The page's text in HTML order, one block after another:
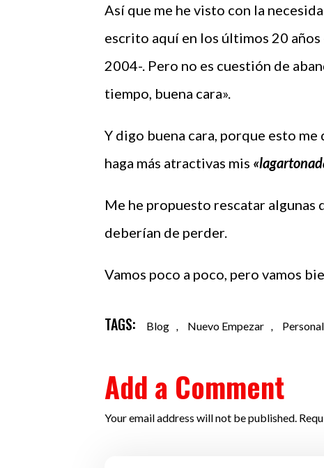
Así que me he visto con la
escrito aquí en los últimos 20 años
2004-. Pero no es cuestión de
tiempo, buena cara».
Y digo buena cara, porque esto
haga más atractivas mis
Me he propuesto rescatar algunas
deberían de perder.
Vamos poco a poco, pero vamos
TAGS: Blog Nuevo Empezar Personal
Add a Comment
Your email address will not be published.